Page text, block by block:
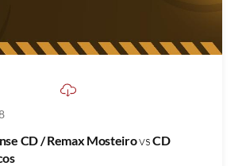
CD / Remax MosteirovsCD